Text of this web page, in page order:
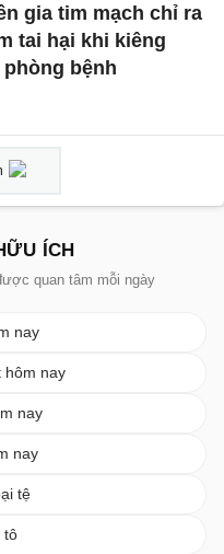
gia tim mạch chỉ ra
tai hại khi kiêng
bệnh
ÍCH
quan tâm mỗi ngày
nay
hôm nay
nay
nay
tệ
tô